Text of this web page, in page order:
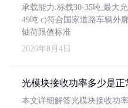
承载能力:标载30-35吨,最大
49吨 c)符合国家道路车辆外
轴荷限值标准
2026年8月4日
光模块接收功率多少是正
本文详细解答光模块接收功